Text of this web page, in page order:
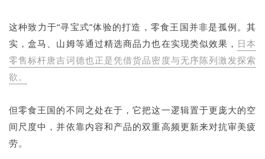
这种致力于“寻宝式”体验的打造，零食王国并非是孤例。其
实，盒马、山姆等通过精选商品力也在实现类似效果， 日本
零售标杆唐吉诃德也正是凭借货品密度与无序陈列激发探索
欲。
但零食王国的不同之处在于，它把这一逻辑置于更庞大的空
间尺度中，并依靠内容和产品的双重高频更新来对抗审美疲
劳。